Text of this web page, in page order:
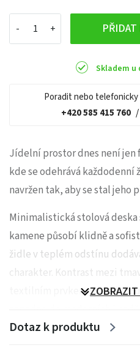
Skladem
Poradit nebo
+420 585 415 760 /
Jídelní prostor dnes není jen
kde se odehrává
navržen tak, aby se stal jeho
Minimalistická stolová
kamene působí klidně a
židle v teplém odstínu
charakter. Kontrast mezi
textilním prvkem vytváří
Ergonomicky tvarované
ZOBRAZIT
Dotaz k produktu